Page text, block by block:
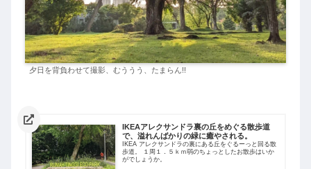
夕日を背負わせて撮影、むううう、たまらん!!
IKEAアレクサンドラ裏の丘をめぐる散歩道
で、溢れんばかりの緑に癒やされる。
IKEA アレクサンドラの裏にある丘をぐるーっと回る散
歩道。 １周１．５ｋｍ弱のちょっとしたお散歩はいか
がでしょうか。